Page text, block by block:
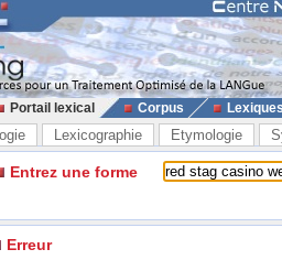
Portail lexical Corpus
Lexicographie Etymologie
Entrez une forme
Erreur